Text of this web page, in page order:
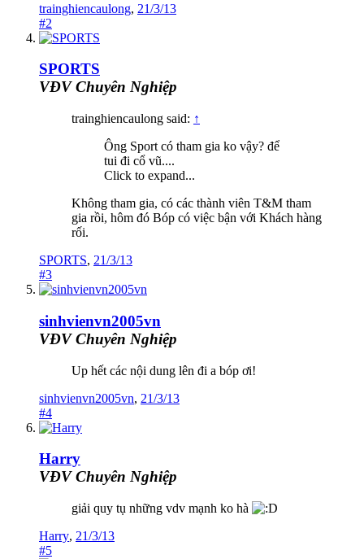
trainghiencaulong, 21/3/13
#2
SPORTS
VĐV Chuyên Nghiệp
trainghiencaulong said: ↑
Ông Sport có tham gia ko vậy? để
tui đi cổ vũ....
Click to expand...
Không tham gia, có các thành viên T&M tham
gia rồi, hôm đó Bóp có việc bận với Khách hàng
rối.
SPORTS, 21/3/13
#3
sinhvienvn2005vn
VĐV Chuyên Nghiệp
Up hết các nội dung lên đi a bóp ơi!
sinhvienvn2005vn, 21/3/13
#4
Harry
VĐV Chuyên Nghiệp
giải quy tụ những vdv mạnh ko hà
Harry, 21/3/13
#5